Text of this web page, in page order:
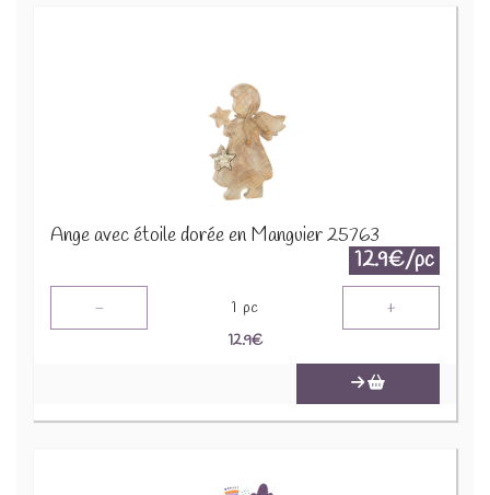
Ange avec étoile dorée en Manguier 25763
12.9€/pc
- 1 pc +
12.9€